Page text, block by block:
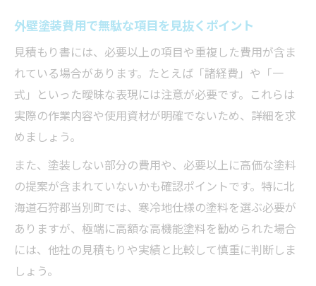
外壁塗装費用で無駄な項目を見抜くポイント
見積もり書には、必要以上の項目や重複した費用が含ま
れている場合があります。たとえば「諸経費」や「一
式」といった曖昧な表現には注意が必要です。これらは
実際の作業内容や使用資材が明確でないため、詳細を求
めましょう。
また、塗装しない部分の費用や、必要以上に高価な塗料
の提案が含まれていないかも確認ポイントです。特に北
海道石狩郡当別町では、寒冷地仕様の塗料を選ぶ必要が
ありますが、極端に高額な高機能塗料を勧められた場合
には、他社の見積もりや実績と比較して慎重に判断しま
しょう。